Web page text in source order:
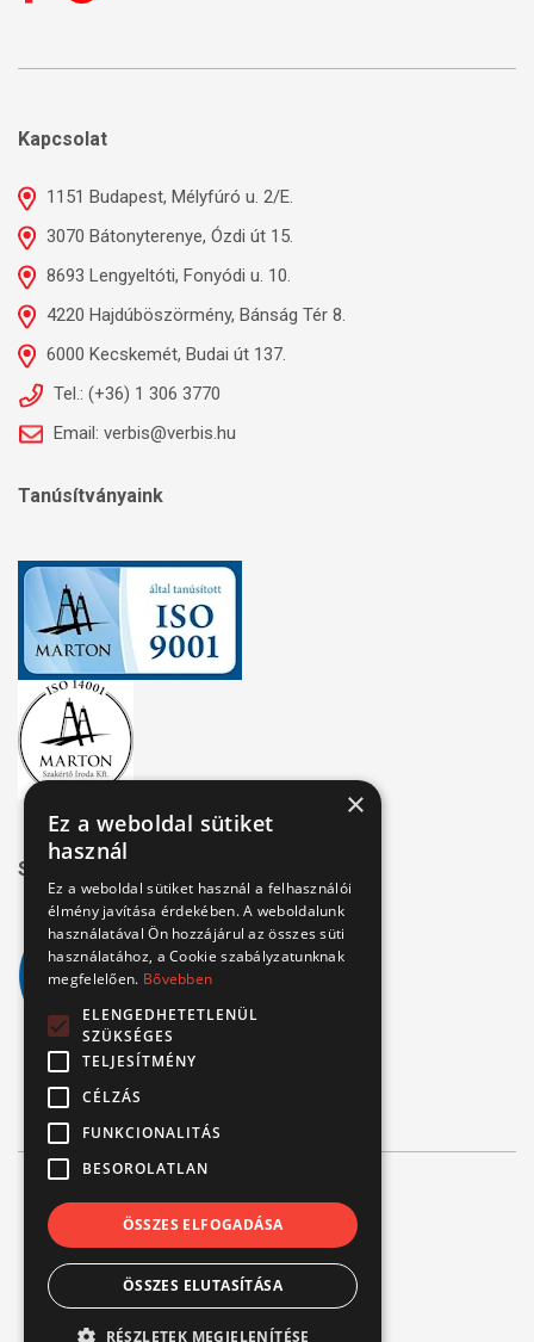
Kapcsolat
1151 Budapest, Mélyfúró u. 2/E.
3070 Bátonyterenye, Ózdi út 15.
8693 Lengyeltóti, Fonyódi u. 10.
4220 Hajdúböszörmény, Bánság Tér 8.
6000 Kecskemét, Budai út 137.
Tel.: (+36) 1 306 3770
Email: verbis@verbis.hu
Tanúsítványaink
Széchenyi 2020
© Verbis Kft 2026
ÁSZF
Adatvédelem
Impresszum
×
Ez a weboldal sütiket
használ
Ez a weboldal sütiket használ a felhasználói
élmény javítása érdekében. A weboldalunk
használatával Ön hozzájárul az összes süti
használatához, a Cookie szabályzatunknak
megfelelően. Bővebben
ELENGEDHETETLENÜL
SZÜKSÉGES
TELJESÍTMÉNY
CÉLZÁS
FUNKCIONALITÁS
BESOROLATLAN
ÖSSZES ELFOGADÁSA
ÖSSZES ELUTASÍTÁSA
RÉSZLETEK MEGJELENÍTÉSE